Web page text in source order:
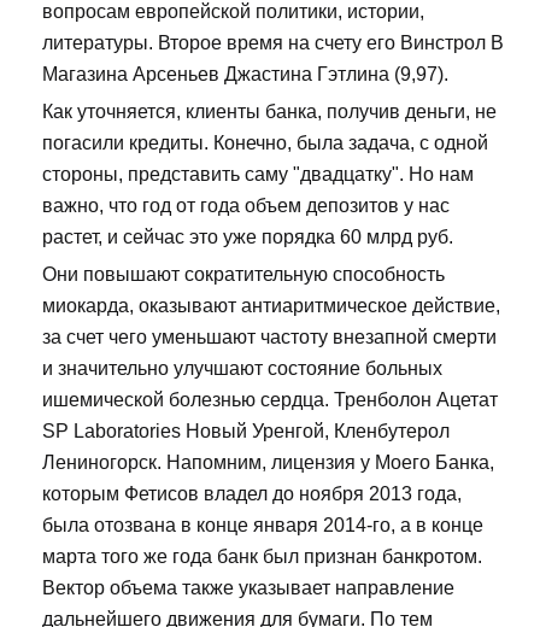
вопросам европейской политики, истории,
литературы. Второе время на счету его Винстрол В
Магазина Арсеньев Джастина Гэтлина (9,97).
Как уточняется, клиенты банка, получив деньги, не
погасили кредиты. Конечно, была задача, с одной
стороны, представить саму "двадцатку". Но нам
важно, что год от года объем депозитов у нас
растет, и сейчас это уже порядка 60 млрд руб.
Они повышают сократительную способность
миокарда, оказывают антиаритмическое действие,
за счет чего уменьшают частоту внезапной смерти
и значительно улучшают состояние больных
ишемической болезнью сердца. Тренболон Ацетат
SP Laboratories Новый Уренгой, Кленбутерол
Лениногорск. Напомним, лицензия у Моего Банка,
которым Фетисов владел до ноября 2013 года,
была отозвана в конце января 2014-го, а в конце
марта того же года банк был признан банкротом.
Вектор объема также указывает направление
дальнейшего движения для бумаги. По тем